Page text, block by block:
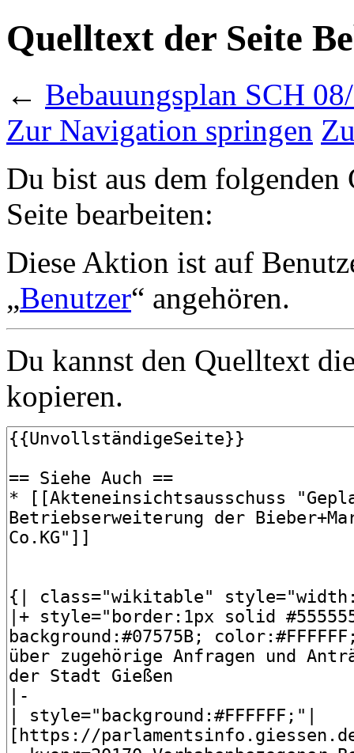
Quelltext der Seite
← Bebauungsplan SCH
Zur Navigation springen
Du bist aus dem
Seite bearbeiten:
Diese Aktion ist auf
„Benutzer“ angehören.
Du kannst den Quelltext
kopieren.